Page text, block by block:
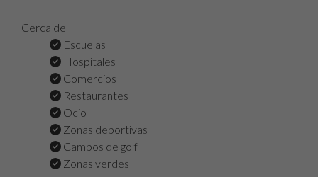
Cerca de
Escuelas
Hospitales
Comercios
Restaurantes
Ocio
Zonas deportivas
Campos de golf
Zonas verdes